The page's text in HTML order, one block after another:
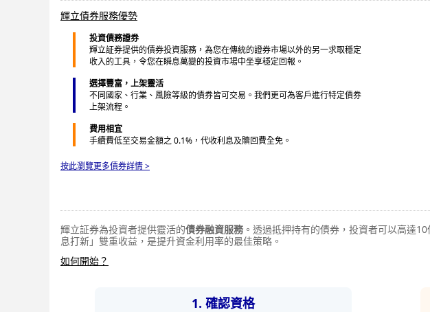
輝立債券服務優勢
投資債務證券
輝立証券提供的債券投資服務，為您在傳統的證券市場以外的另一求取穩定
收入的工具，令您在瞬息萬變的投資市場中坐享穩定回報。
選擇豐富，上架靈活
不同國家、行業、風險等級的債券皆可交易。我們更可為客戶進行特定債券
上架流程。
費用相宜
手續費低至交易金額之 0.1%，代收利息及贖回費全免。
按此瀏覽更多債券詳情 >
輝立証券為投資者提供靈活的債券融資服務 。透過抵押持有的債券，投資者可以高達10
息打新」雙重收益，是提升資金利用率的最佳策略。
如何開始？
1. 確認資格